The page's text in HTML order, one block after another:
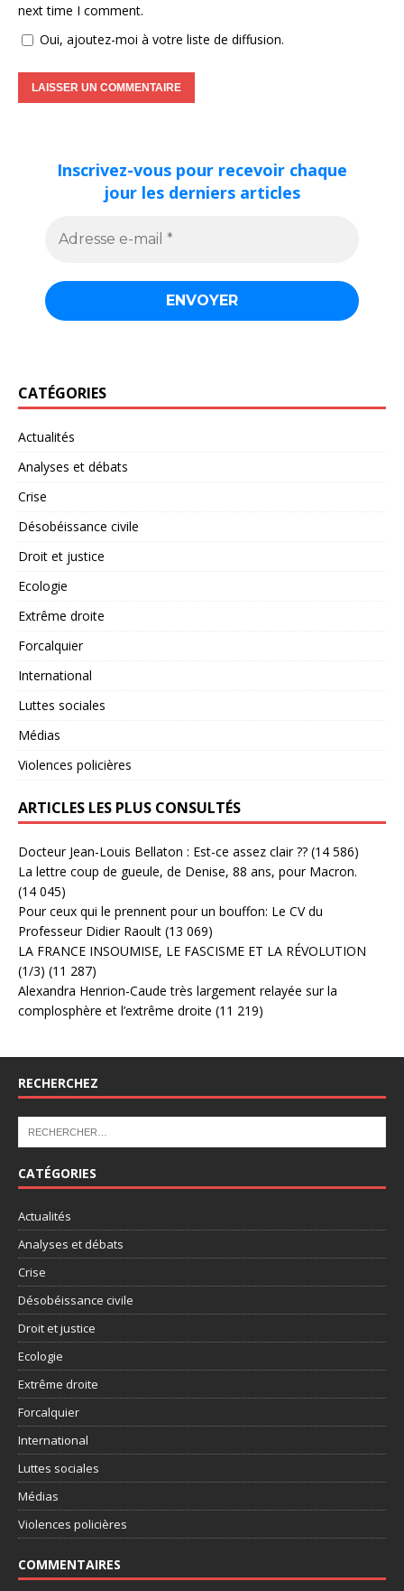
next time I comment.
Oui, ajoutez-moi à votre liste de diffusion.
Inscrivez-vous pour recevoir chaque
jour les derniers articles
CATÉGORIES
Actualités
Analyses et débats
Crise
Désobéissance civile
Droit et justice
Ecologie
Extrême droite
Forcalquier
International
Luttes sociales
Médias
Violences policières
ARTICLES LES PLUS CONSULTÉS
Docteur Jean-Louis Bellaton : Est-ce assez clair ?? (14 586)
La lettre coup de gueule, de Denise, 88 ans, pour Macron.
(14 045)
Pour ceux qui le prennent pour un bouffon: Le CV du
Professeur Didier Raoult (13 069)
LA FRANCE INSOUMISE, LE FASCISME ET LA RÉVOLUTION
(1/3) (11 287)
Alexandra Henrion-Caude très largement relayée sur la
complosphère et l’extrême droite (11 219)
RECHERCHEZ
CATÉGORIES
Actualités
Analyses et débats
Crise
Désobéissance civile
Droit et justice
Ecologie
Extrême droite
Forcalquier
International
Luttes sociales
Médias
Violences policières
COMMENTAIRES